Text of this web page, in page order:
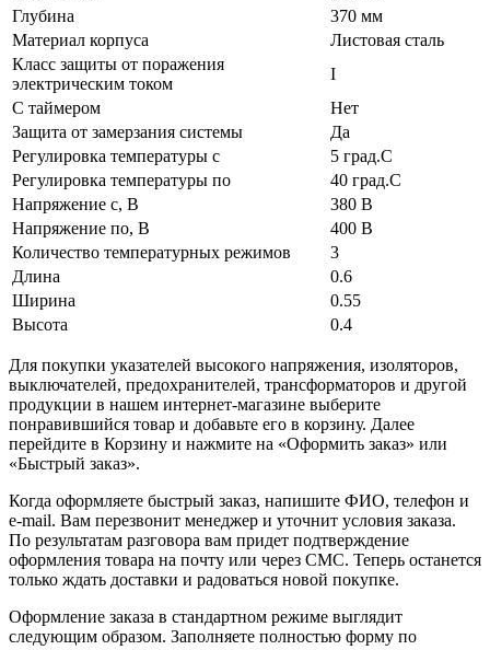
Глубина
370 мм
Материал корпуса
Листовая сталь
Класс защиты от поражения
электрическим током
I
С таймером
Нет
Защита от замерзания системы
Да
Регулировка температуры с
5 град.C
Регулировка температуры по
40 град.C
Напряжение с, В
380 В
Напряжение по, В
400 В
Количество температурных режимов
3
Длина
0.6
Ширина
0.55
Высота
0.4
Для покупки указателей высокого напряжения, изоляторов,
выключателей, предохранителей, трансформаторов и другой
продукции в нашем интернет-магазине выберите
понравившийся товар и добавьте его в корзину. Далее
перейдите в Корзину и нажмите на «Оформить заказ» или
«Быстрый заказ».
Когда оформляете быстрый заказ, напишите ФИО, телефон и
e-mail. Вам перезвонит менеджер и уточнит условия заказа.
По результатам разговора вам придет подтверждение
оформления товара на почту или через СМС. Теперь останется
только ждать доставки и радоваться новой покупке.
Оформление заказа в стандартном режиме выглядит
следующим образом. Заполняете полностью форму по